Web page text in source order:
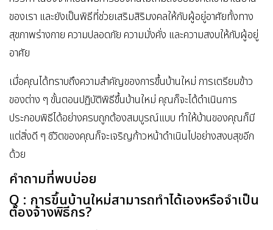
ของเรา และยังเป็นพิธีที่ช่วยเสริมสิริมงคลให้กับผู้อยู่อาศัยทั้งทาง
สุขภาพร่างกาย ความปลอดภัย ความมั่งคั่ง และความสงบให้กับผู้อยู่
อาศัย
เมื่อคุณได้ทราบถึงความสำคัญของการขึ้นบ้านใหม่ การเตรียมข้าว
ของต่าง ๆ ขั้นตอนปฏิบัติพิธีขึ้นบ้านใหม่ คุณก็จะได้ดำเนินการ
ประกอบพิธีได้อย่างครบถูกต้องสมบูรณ์แบบ ทำให้บ้านของคุณก็มี
แต่สิ่งดี ๆ ชีวิตของคุณก็จะเจริญก้าวหน้าดำเนินไปอย่างสงบสุขอีก
ด้วย
คำถามที่พบบ่อย
Q : การขึ้นบ้านใหม่สามารถทำได้เองหรือจำเป็น
ต้องจ้างพิธีกร?